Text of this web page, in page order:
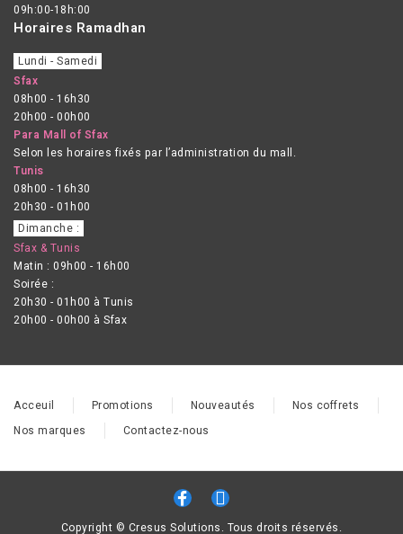
09h:00-18h:00
Horaires Ramadhan
Lundi - Samedi
Sfax
08h00 - 16h30
20h00 - 00h00
Para Mall of Sfax
Selon les horaires fixés par l’administration du mall.
Tunis
08h00 - 16h30
20h30 - 01h00
Dimanche :
Sfax & Tunis
Matin : 09h00 - 16h00
Soirée :
20h30 - 01h00 à Tunis
20h00 - 00h00 à Sfax
Acceuil Promotions Nouveautés
Nos coffrets
Nos marques
Contactez-nous
Copyright © Cresus Solutions. Tous droits réservés.